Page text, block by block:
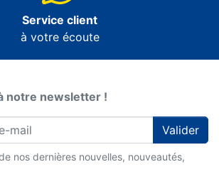
Service client
à votre écoute
notre newsletter !
Valider
nos dernières nouvelles, nouveautés,